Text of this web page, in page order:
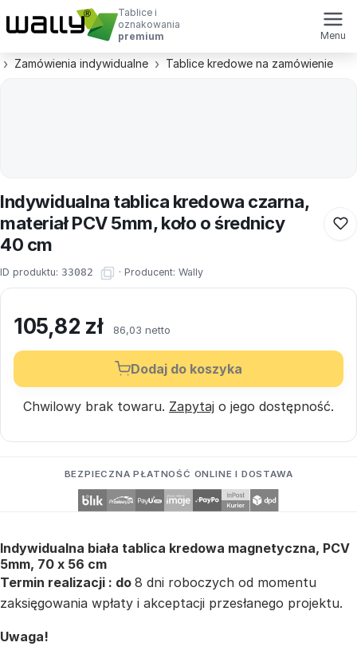
Tablice i
oznakowania
premium
Menu
Zamówienia indywidualne Tablice kredowe na zamówienie
Indywidualna tablica kredowa czarna,
materiał PCV 5mm, koło o średnicy
40 cm
ID produktu: 33082 · Producent: Wally
105,82 zł 86,03 netto
Dodaj do koszyka
Chwilowy brak towaru. Zapytaj o jego dostępność.
BEZPIECZNA PŁATNOŚĆ ONLINE I DOSTAWA
Indywidualna biała tablica kredowa magnetyczna, PCV
5mm, 70 x 56 cm
Termin realizacji : do 8 dni roboczych od momentu
zaksięgowania wpłaty i akceptacji przesłanego projektu.
Uwaga!